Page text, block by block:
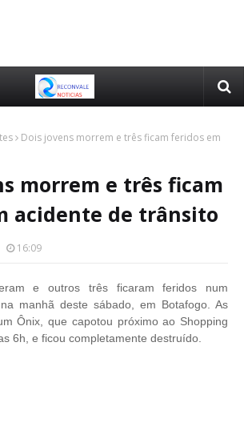
Dois jovens morrem e três ficam feridos em
morrem e três ficam
acidente de trânsito
16:09
e outros três ficaram feridos num
manhã deste sábado, em Botafogo. As
Ônix, que capotou próximo ao Shopping
6h, e ficou completamente destruído.